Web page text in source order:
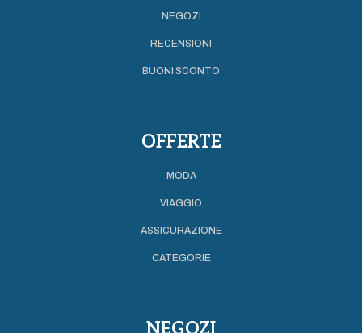
NEGOZI
RECENSIONI
BUONI SCONTO
OFFERTE
MODA
VIAGGIO
ASSICURAZIONE
CATEGORIE